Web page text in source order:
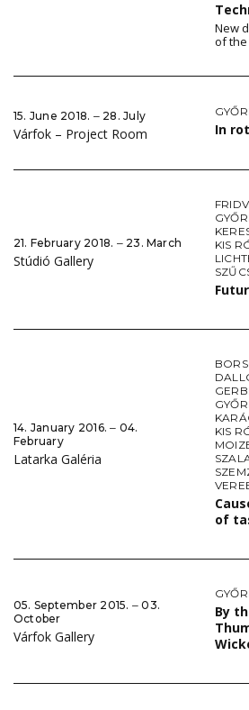
New
of the
15. June 2018. ‒ 28. July
Várfok – Project Room In
21. February 2018. ‒ 23. March
Stúdió Gallery
KIS
14. January 2016. ‒ 04.
February
Latarka Galéria
KIS
of
05. September 2015. ‒ 03.
October
Várfok Gallery
By